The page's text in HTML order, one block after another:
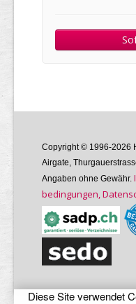
Copyright © 1996-2026
Airgate,
Angaben ohne Gewähr.
bedin­gungen,
Diese Site verwendet